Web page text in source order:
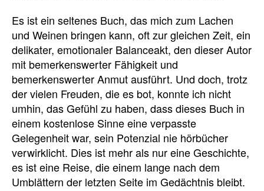
Es ist ein seltenes Buch, das mich zum Lachen
und Weinen bringen kann, oft zur gleichen Zeit, ein
delikater, emotionaler Balanceakt, den dieser Autor
mit bemerkenswerter Fähigkeit und
bemerkenswerter Anmut ausführt. Und doch, trotz
der vielen Freuden, die es bot, konnte ich nicht
umhin, das Gefühl zu haben, dass dieses Buch in
einem kostenlose Sinne eine verpasste
Gelegenheit war, sein Potenzial nie hörbücher
verwirklicht. Dies ist mehr als nur eine Geschichte,
es ist eine Reise, die einem lange nach dem
Umblättern der letzten Seite im Gedächtnis bleibt.